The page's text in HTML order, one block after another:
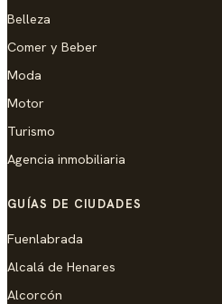
Belleza
Comer y Beber
Moda
Motor
Turismo
Agencia inmobiliaria
GUÍAS DE CIUDADES
Fuenlabrada
Alcalá de Henares
Alcorcón